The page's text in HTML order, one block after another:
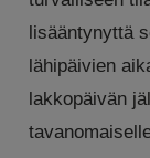
lisääntynyttä
lähipäivien
lakkopäivän